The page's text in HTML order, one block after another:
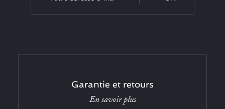
Garantie et retours
En savoir plus